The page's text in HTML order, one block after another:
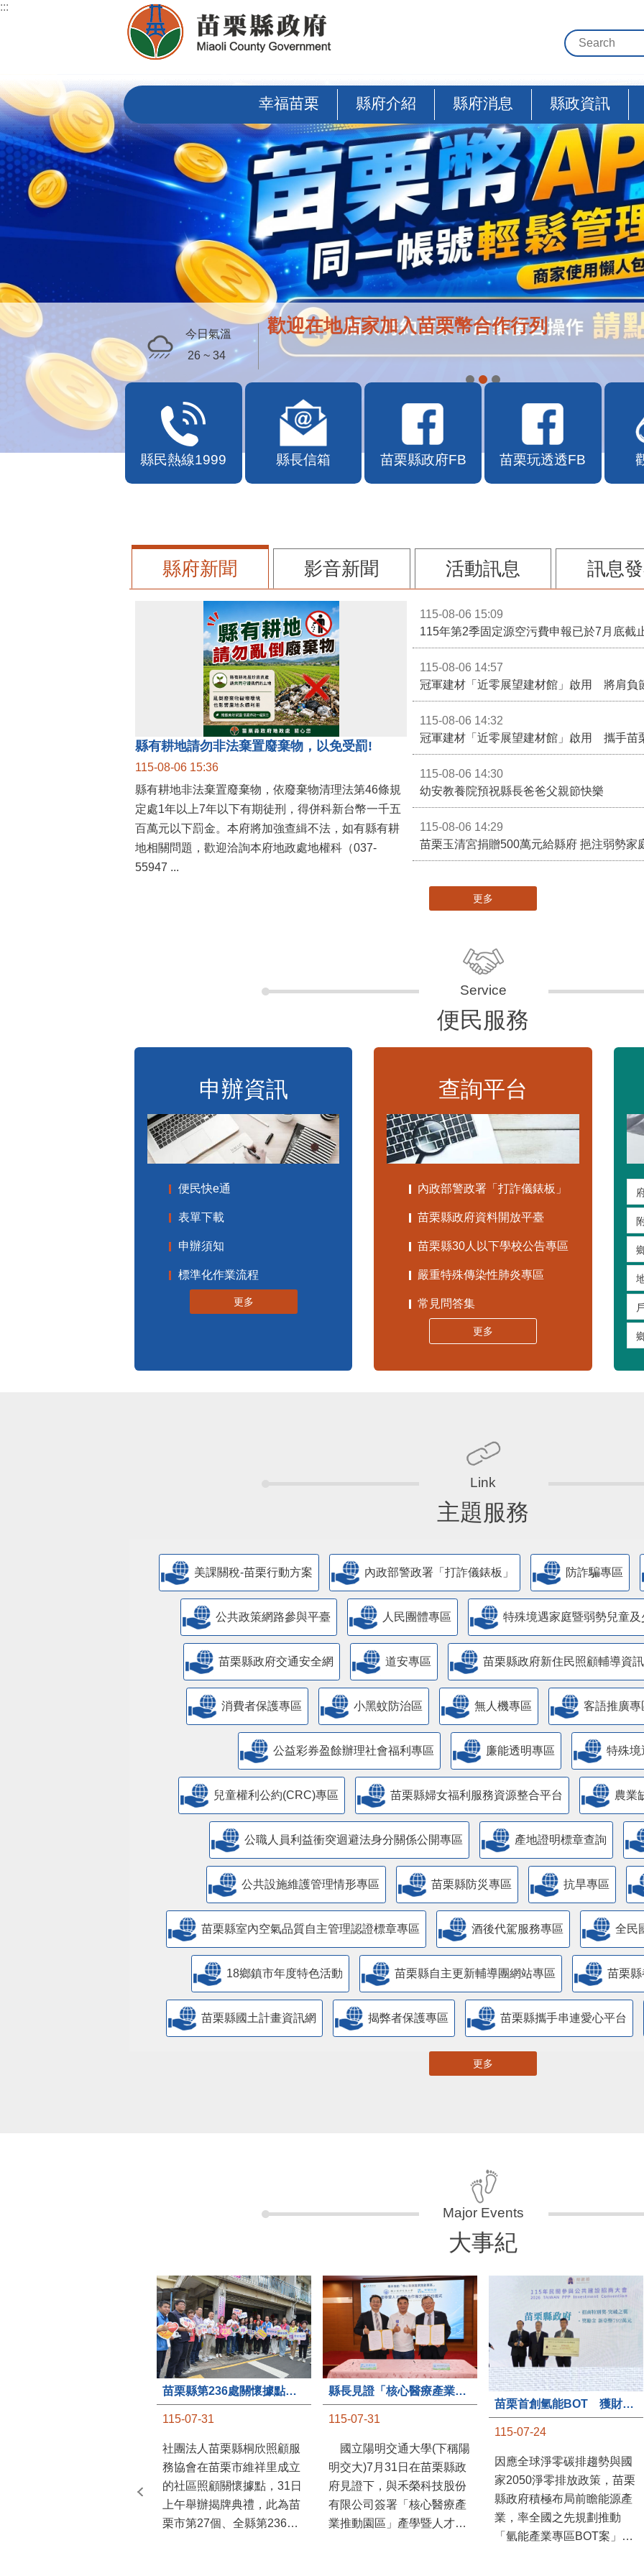
跳到主要內容區塊
:::
幸福苗栗 縣府介紹 縣府消息 縣政資訊
歡迎在地店家加入苗栗幣合作行列
今日氣溫
26 ~ 34
縣民熱線1999 縣長信箱 苗栗縣政府FB 苗栗玩透透FB
縣府新聞 影音新聞 活動訊息 訊息
縣有耕地請勿非法棄置廢棄物，以免受罰!
115-08-06 15:36
縣有耕地非法棄置廢棄物，依廢棄物清理法第46條規
定處1年以上7年以下有期徒刑，得併科新台幣一千五
百萬元以下罰金。本府將加強查緝不法，如有縣有耕
地相關問題，歡迎洽詢本府地政處地權科（037-
55947 ...
115-08-06 15:09
115-08-06 14:57
冠軍建材「近零展望建材館」啟用 將肩負
115-08-06 14:32
冠軍建材「近零展望建材館」啟用 攜手苗
115-08-06 14:30
幼安教養院預祝縣長爸爸父親節快樂
115-08-06 14:29
苗栗玉清宮捐贈500萬元給縣府 挹注弱勢家
更多
便民服務
申辦資訊
便民快e通
表單下載
申辦須知
標準化作業流程
更多
查詢平台
內政部警政署「打詐儀錶板」
苗栗縣政府資料開放平臺
苗栗縣30人以下學校公告專區
嚴重特殊傳染性肺炎專區
常見問答集
更多
主題服務
美課關稅-苗栗行動方案 內政部警政署「打詐儀錶板」 防詐騙專區
公共政策網路參與平臺 人民團體專區 特殊境遇家庭暨弱勢兒童
苗栗縣政府交通安全網 道安專區 苗栗縣政府新住民照顧輔導資
消費者保護專區 小黑蚊防治區 無人機專區 客語推廣專
公益彩券盈餘辦理社會福利專區 廉能透明專區 特殊境
兒童權利公約(CRC)專區 苗栗縣婦女福利服務資源整合平台 農業
公職人員利益衝突迴避法身分關係公開專區 產地證明標章查詢
​公共設施維護管理情形專區 苗栗縣防災專區 抗旱專區
苗栗縣室內空氣品質自主管理認證標章專區 酒後代駕服務專區 全民
18鄉鎮市年度特色活動 苗栗縣自主更新輔導團網站專區 苗栗
苗栗縣國土計畫資訊網 揭弊者保護專區 苗栗縣攜手串連愛心平台
更多
大事紀
苗栗縣第236處關懷據點在苗栗市維祥里揭牌
115-07-31
社團法人苗栗縣桐欣照顧服
務協會在苗栗市維祥里成立
的社區照顧關懷據點，31日
上午舉辦揭牌典禮，此為苗
栗市第27個、全縣第236處
縣長見證「核心醫療產業推動園區」產學合作簽約儀式
115-07-31
國立陽明交通大學(下稱陽
明交大)7月31日在苗栗縣政
府見證下，與禾榮科技股份
有限公司簽署「核心醫療產
業推動園區」產學暨人才培
苗栗首創氫能BOT 獲財政部「突破之翼」肯定
115-07-24
因應全球淨零碳排趨勢與國
家2050淨零排放政策，苗栗
縣政府積極布局前瞻能源產
業，率全國之先規劃推動
「氫能產業專區BOT案」，